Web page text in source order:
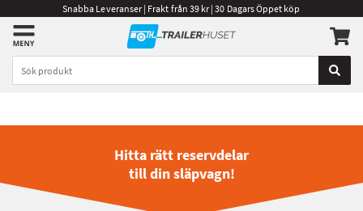
Snabba Leveranser | Frakt från 39 kr | 30 Dagars Öppet köp
Hitta rätt reservdelar
till din släpvagn!